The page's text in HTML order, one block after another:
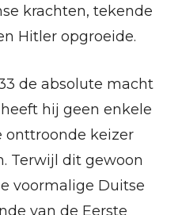
krachten, tekende
Hitler opgroeide.
de absolute macht
hij geen enkele
onttroonde keizer
Terwijl dit gewoon
voormalige Duitse
van de Eerste